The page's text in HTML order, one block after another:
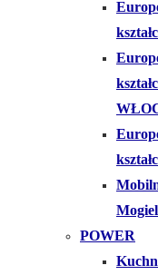
POWER